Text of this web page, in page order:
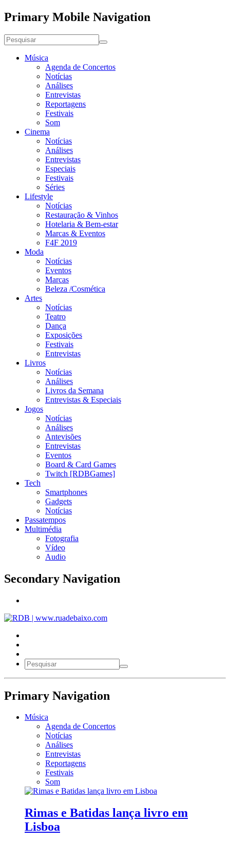
Primary Mobile Navigation
Música
Agenda de Concertos
Notícias
Análises
Entrevistas
Reportagens
Festivais
Som
Cinema
Notícias
Análises
Entrevistas
Especiais
Festivais
Séries
Lifestyle
Notícias
Restauração & Vinhos
Hotelaria & Bem-estar
Marcas & Eventos
F4F 2019
Moda
Notícias
Eventos
Marcas
Beleza /Cosmética
Artes
Notícias
Teatro
Dança
Exposições
Festivais
Entrevistas
Livros
Notícias
Análises
Livros da Semana
Entrevistas & Especiais
Jogos
Notícias
Análises
Antevisões
Entrevistas
Eventos
Board & Card Games
Twitch [RDBGames]
Tech
Smartphones
Gadgets
Notícias
Passatempos
Multimédia
Fotografia
Vídeo
Audio
Secondary Navigation
Primary Navigation
Música
Agenda de Concertos
Notícias
Análises
Entrevistas
Reportagens
Festivais
Som
Rimas e Batidas lança livro em
Lisboa